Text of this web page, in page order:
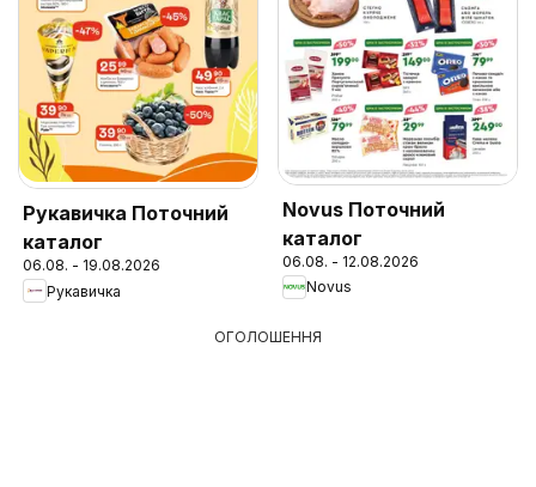
Рукавичка Поточний
каталог
06.08. - 19.08.2026
Рукавичка
Novus Поточний
каталог
06.08. - 12.08.2026
Novus
ОГОЛОШЕННЯ